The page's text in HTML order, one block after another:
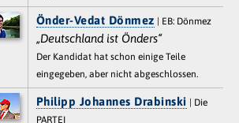
Önder-Vedat Dönmez | EB: Dönmez
„Deutschland ist Önders“
Der Kandidat hat schon einige Teile
eingegeben, aber nicht abgeschlossen.
Philipp Johannes Drabinski | Die
PARTEI